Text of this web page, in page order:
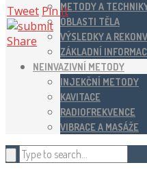
METODY A
OBLASTI TĚLA
VÝSLEDKY A
ZÁKLADNÍ
NEINVAZIVNÍ METODY
INJEKČNÍ METODY
KAVITACE
RADIOFREKVENCE
VIBRACE A MASÁŽE
Tweet Pin It
Share